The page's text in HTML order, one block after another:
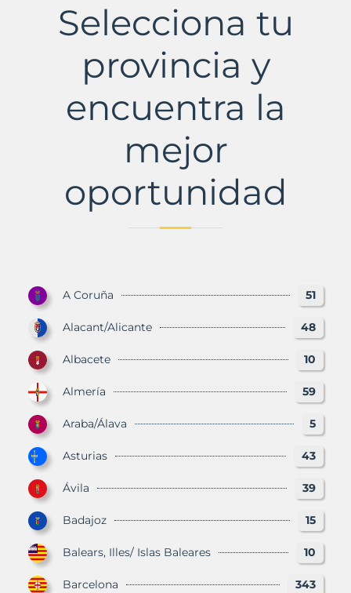
MunicipioSelecciona tu
provincia y
encuentra la
mejor
oportunidad
A Coruña 51
Alacant/Alicante 48
Albacete 10
Almería 59
Araba/Álava 5
Asturias 43
Ávila 39
Badajoz 15
Balears, Illes/ Islas Baleares 10
Barcelona 343